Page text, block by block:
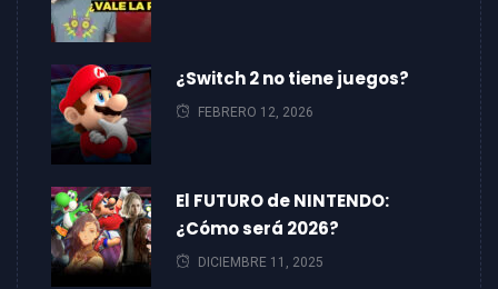
¿Switch 2 no tiene juegos?
FEBRERO 12, 2026
El FUTURO de NINTENDO:
¿Cómo será 2026?
DICIEMBRE 11, 2025